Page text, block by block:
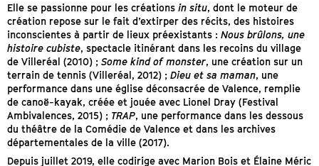
Elle se passionne pour les créations in situ, dont le moteur de
création repose sur le fait d’extirper des récits, des histoires
inconscientes à partir de lieux préexistants : Nous brûlons, une
histoire cubiste, spectacle itinérant dans les recoins du village
de Villeréal (2010) ; Some kind of monster, une création sur un
terrain de tennis (Villeréal, 2012) ; Dieu et sa maman, une
performance dans une église déconsacrée de Valence, remplie
de canoë-kayak, créée et jouée avec Lionel Dray (Festival
Ambivalences, 2015) ; TRAP, une performance dans les dessous
du théâtre de la Comédie de Valence et dans les archives
départementales de la ville (2017).
Depuis juillet 2019, elle codirige avec Marion Bois et Élaine Méric